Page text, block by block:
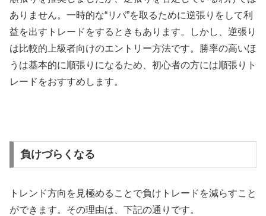
ありません。一時的な“リバ”を取るために逆張りをして利
益を出すトレードをするときもあります。しかし、逆張り
は比較的上級者向けのエントリー方法です。勝率の高いほ
うは基本的に順張りになるため、初心者の方には順張りト
レードをおすすめします。
負けづらくなる
トレンド方向を見極めることで負けトレードを減らすこと
ができます。その理由は、下記の通りです。